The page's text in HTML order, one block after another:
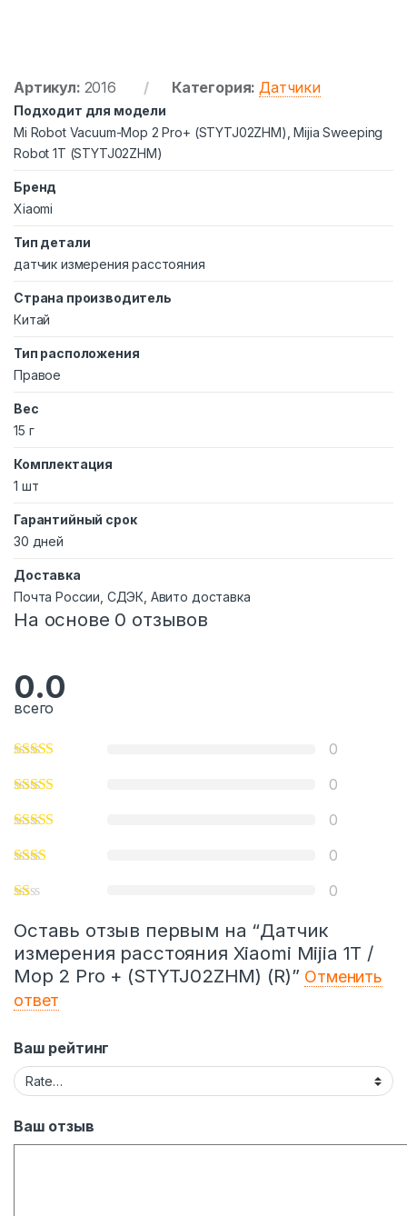
Артикул: 2016 Категория: Датчики
Подходит для модели
Mi Robot Vacuum-Mop 2 Pro+ (STYTJ02ZHM), Mijia Sweeping
Robot 1T (STYTJ02ZHM)
Бренд
Xiaomi
Тип детали
датчик измерения расстояния
Страна производитель
Китай
Тип расположения
Правое
Вес
15 г
Комплектация
1 шт
Гарантийный срок
30 дней
Доставка
Почта России, СДЭК, Авито доставка
На основе 0 отзывов
0.0
всего
0
0
0
0
0
Оставь отзыв первым на “Датчик
измерения расстояния Xiaomi Mijia 1T /
Mop 2 Pro + (STYTJ02ZHM) (R)” Отменить
ответ
Ваш рейтинг
Ваш отзыв